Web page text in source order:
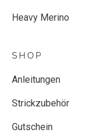
Heavy Merino
SHOP
Anleitungen
Strickzubehör
Gutschein